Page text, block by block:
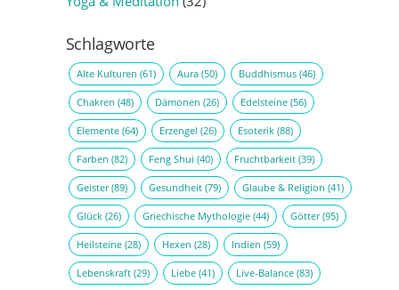
Schlagworte
Alte Kulturen (61) Aura(50) Buddhismus(46)
Chakren (48) Dämonen (26) Edelsteine(56)
Elemente(64) Erzengel (26) Esoterik(88)
Farben (82) Feng Shui (40) Fruchtbarkeit(39)
Geister(89) Gesundheit(79) Glaube & Religion (41)
Glück(26) Griechische Mythologie(44) Götter(95)
Heilsteine(28) Hexen (28) Indien (59)
Lebenskraft(29) Liebe(41) Live-Balance(83)